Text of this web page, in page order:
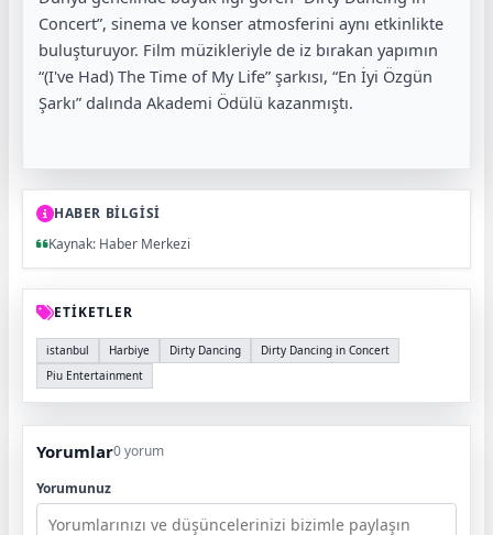
Concert”, sinema ve konser atmosferini aynı etkinlikte
buluşturuyor. Film müzikleriyle de iz bırakan yapımın
“(I've Had) The Time of My Life” şarkısı, “En İyi Özgün
Şarkı” dalında Akademi Ödülü kazanmıştı.
HABER BİLGİSİ
Kaynak: Haber Merkezi
ETİKETLER
istanbul Harbiye Dirty Dancing
Dirty Dancing in Concert
Piu Entertainment
Yorumlar0 yorum
Yorumunuz